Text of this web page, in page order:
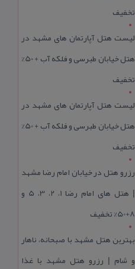
تخفیف
لیست هتل آپارتمان های مشهد در
هتل خیابان طبرسی و فلکه آب + 50%
تخفیف
لیست هتل آپارتمان های مشهد در
هتل خیابان طبرسی و فلکه آب + 50%
تخفیف
رزرو هتل در خیابان امام رضا مشهد
| هتل‌ های امام رضا 1، 2، 3، 5 و
8+50% تخفیف
بهترین هتل مشهد با صبحانه، ناهار
و شام | رزرو هتل مشهد با غذا